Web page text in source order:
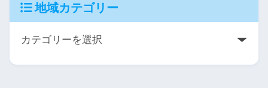
地域カテゴリー